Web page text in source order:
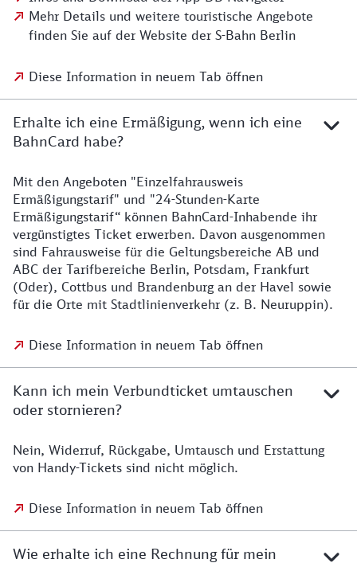
Mehr Details und weitere touristische Angebote
finden Sie auf der Website der S-Bahn Berlin
Diese Information in neuem Tab öffnen
Erhalte ich eine Ermäßigung, wenn ich eine
BahnCard habe?
Mit den Angeboten "Einzelfahrausweis
Ermäßigungstarif" und "24-Stunden-Karte
Ermäßigungstarif“ können BahnCard-Inhabende ihr
vergünstigtes Ticket erwerben. Davon ausgenommen
sind Fahrausweise für die Geltungsbereiche AB und
ABC der Tarifbereiche Berlin, Potsdam, Frankfurt
(Oder), Cottbus und Brandenburg an der Havel sowie
für die Orte mit Stadtlinienverkehr (z. B. Neuruppin).
Diese Information in neuem Tab öffnen
Kann ich mein Verbundticket umtauschen
oder stornieren?
Nein, Widerruf, Rückgabe, Umtausch und Erstattung
von Handy-Tickets sind nicht möglich.
Diese Information in neuem Tab öffnen
Wie erhalte ich eine Rechnung für mein